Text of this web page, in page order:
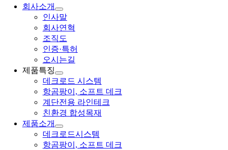
회사소개
인사말
회사연혁
조직도
인증·특허
오시는길
제품특징
데크로드 시스템
항곰팡이, 소프트 데크
계단전용 라인테크
친환경 합성목재
제품소개
데크로드시스템
항곰팡이, 소프트 데크